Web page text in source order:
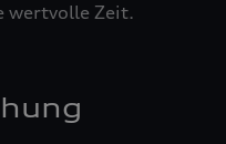
wertvolle Zeit.